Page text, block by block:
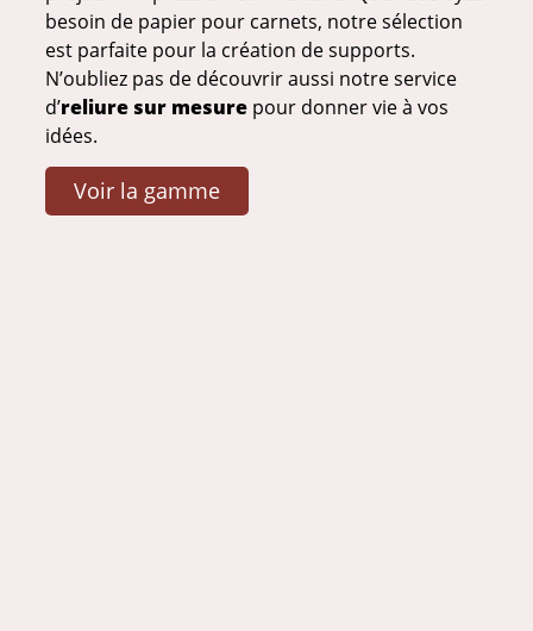
besoin de papier pour carnets, notre sélection
est parfaite pour la création de supports.
N’oubliez pas de découvrir aussi notre service
d’reliure sur mesure pour donner vie à vos
idées.
Voir la gamme